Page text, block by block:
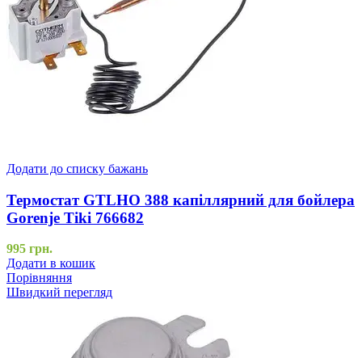
Додати до списку бажань
Термостат GTLHO 388 капіллярний для бойлера
Gorenje Tiki 766682
995 грн.
Додати в кошик
Порівняння
Швидкий перегляд